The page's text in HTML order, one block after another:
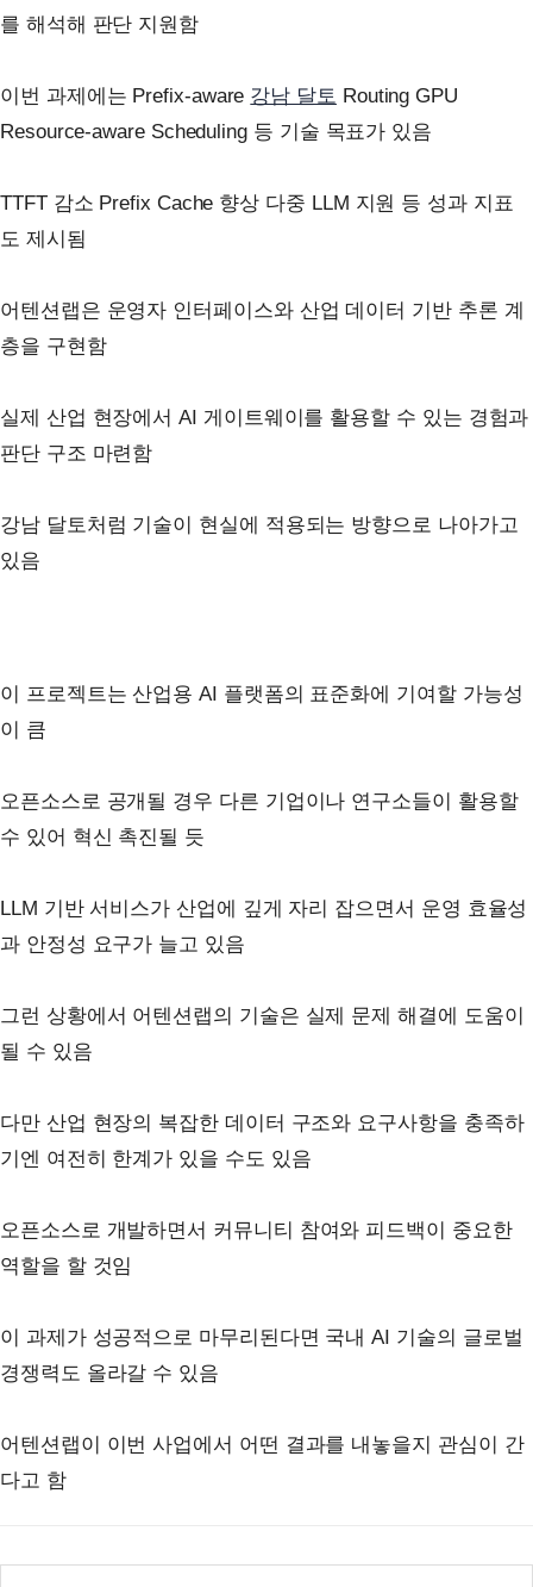
를 해석해 판단 지원함
이번 과제에는 Prefix-aware 강남 달토 Routing GPU
Resource-aware Scheduling 등 기술 목표가 있음
TTFT 감소 Prefix Cache 향상 다중 LLM 지원 등 성과 지표
도 제시됨
어텐션랩은 운영자 인터페이스와 산업 데이터 기반 추론 계
층을 구현함
실제 산업 현장에서 AI 게이트웨이를 활용할 수 있는 경험과
판단 구조 마련함
강남 달토처럼 기술이 현실에 적용되는 방향으로 나아가고
있음
이 프로젝트는 산업용 AI 플랫폼의 표준화에 기여할 가능성
이 큼
오픈소스로 공개될 경우 다른 기업이나 연구소들이 활용할
수 있어 혁신 촉진될 듯
LLM 기반 서비스가 산업에 깊게 자리 잡으면서 운영 효율성
과 안정성 요구가 늘고 있음
그런 상황에서 어텐션랩의 기술은 실제 문제 해결에 도움이
될 수 있음
다만 산업 현장의 복잡한 데이터 구조와 요구사항을 충족하
기엔 여전히 한계가 있을 수도 있음
오픈소스로 개발하면서 커뮤니티 참여와 피드백이 중요한
역할을 할 것임
이 과제가 성공적으로 마무리된다면 국내 AI 기술의 글로벌
경쟁력도 올라갈 수 있음
어텐션랩이 이번 사업에서 어떤 결과를 내놓을지 관심이 간
다고 함